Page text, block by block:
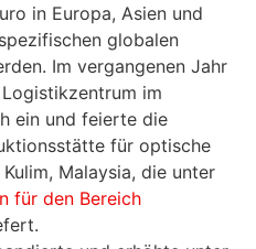
in Europa, Asien und
globalen
Im vergangenen Jahr
im
ein und feierte die
für optische
Malaysia, die unter
für den Bereich